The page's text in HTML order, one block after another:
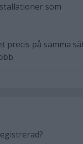
som
precis på samma